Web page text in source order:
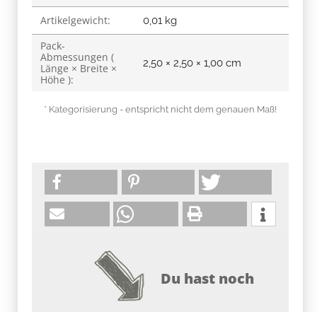
Artikelgewicht: 0,01 kg
Pack-
Abmessungen (
Länge × Breite ×
Höhe ):
2,50 × 2,50 × 1,00 cm
* Kategorisierung - entspricht nicht dem genauen Maß!
Du hast noch